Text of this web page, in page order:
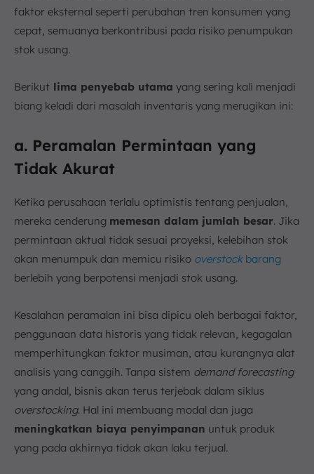
faktor eksternal seperti perubahan tren konsumen yang
cepat, semuanya berkontribusi pada risiko penumpukan
stok usang.
Berikut lima penyebab utama yang sering kali menjadi
biang keladi dari masalah inventaris yang merugikan ini:
a. Peramalan Permintaan yang
Tidak Akurat
Ketika perusahaan terlalu optimistis tentang penjualan,
mereka cenderung memesan dalam jumlah besar. Jika
permintaan aktual tidak sesuai proyeksi, kelebihan stok
akan menumpuk dan memicu risiko overstockbarang
berlebih yang berpotensi menjadi stok usang.
Kesalahan peramalan ini bisa dipicu oleh berbagai faktor,
penggunaan data historis yang tidak relevan, kegagalan
memperhitungkan faktor musiman, atau kurangnya alat
analisis yang canggih. Tanpa sistem demand forecasting
yang andal, bisnis akan terus terjebak dalam siklus
overstocking. Hal ini membuang modal dan juga
meningkatkan biaya penyimpanan untuk produk
yang pada akhirnya tidak akan laku terjual.